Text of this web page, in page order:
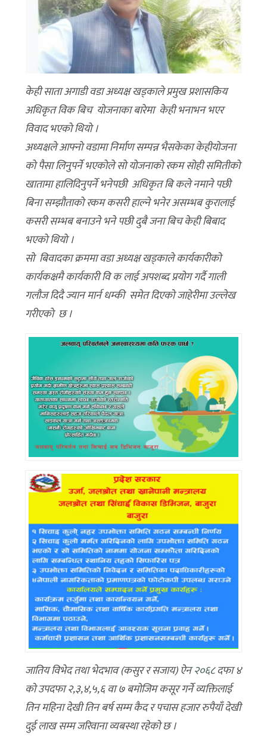
केही साता अगाडी वडा अध्यक्ष खड्काले प्रमुख प्रशासकिय
अधिकृत विक बिच याेजनाका बारेमा केही भनाभन भएर
विवाद भएकाे थियाे ।
अध्यक्षले आफ्नाे वडामा निर्माण सम्पन्न भैसकेका केहीयाेजना
काे पैसा लिनुपर्ने भएकाेले साे याेजनाकाे रकम साेही समितीकाे
खातामा हालिदिनुपर्ने भनेपछी अधिकृत बि कले नमाने पछी
बिना सम्झाैताकाे रकम कसरी हाल्ने भनेर असम्भब कुरालाई
कसरी सम्भब बनाउने भने पछी दुबै जना बिच केही बिबाद
भएकाे थियाे ।
साे बिवादका क्रममा वडा अध्यक्ष खड्काले कार्यकारीको
कार्यकक्षमै कार्यकारी वि क लाई अपशब्द प्रयोग गर्दै गाली
गलौज दिदै ज्यान मार्न धम्की समेत दिएको जाहेरीमा उल्लेख
गरीएकाे छ ।
जातिय विभेद तथा भेदभाव (कसुर र सजाय) ऐन२०६८दफा ४
को उपदफा २,३,४,५,६ वा ७ बमोजिम कसूर गर्ने व्यक्तिलाई
तिन महिना देखी तिन बर्ष सम्म कैद र पचास हजार रुपैयाँ देखी
दुई लाख सम्म जरिवाना व्यबस्था रहेको छ ।